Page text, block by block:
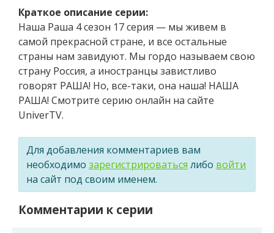
Краткое описание серии:
Наша Раша 4 сезон 17 серия — мы живем в
самой прекрасной стране, и все остальные
страны нам завидуют. Мы гордо называем свою
страну Россия, а иностранцы завистливо
говорят РАША! Но, все-таки, она наша! НАША
РАША! Смотрите серию онлайн на сайте
UniverTV.
Для добавления комментариев вам
необходимо зарегистрироваться либо войти
на сайт под своим именем.
Комментарии к серии